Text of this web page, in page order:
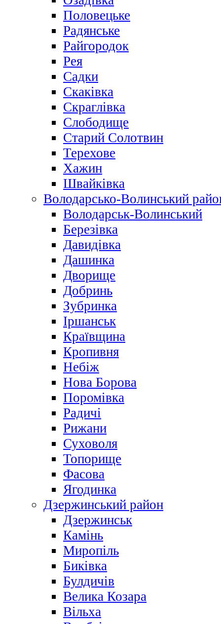
Половецьке
Радянське
Райгородок
Рея
Садки
Скаківка
Скраглівка
Слободище
Старий Солотвин
Терехове
Хажин
Швайківка
Володарсько-Волинський
Володарськ-Волинський
Березівка
Давидівка
Дашинка
Дворище
Добринь
Зубринка
Іршанськ
Краївщина
Кропивня
Небіж
Нова Борова
Поромівка
Радичі
Рижани
Суховоля
Топорище
Фасова
Ягодинка
Дзержинський район
Дзержинськ
Камінь
Миропіль
Биківка
Булдичів
Велика Козара
Вільха